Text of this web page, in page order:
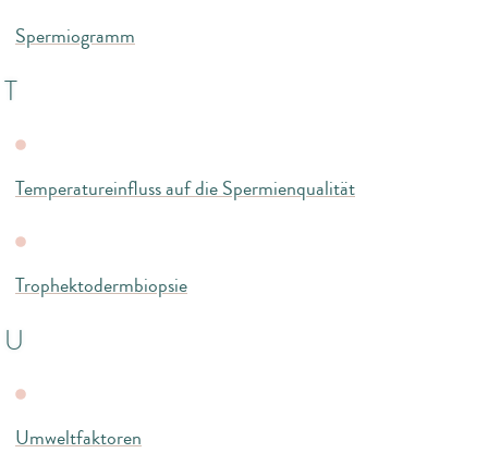
Spermiogramm
T
Temperatureinfluss auf die Spermienqualität
Trophektodermbiopsie
U
Umweltfaktoren